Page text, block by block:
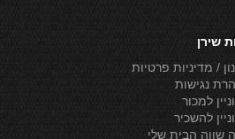
שירן
/ מדיניות פרטיות
נגישות
למכור
להשכיר
שווה הבית שלי